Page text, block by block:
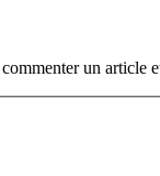
un article